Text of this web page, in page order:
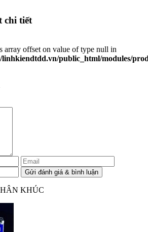
chi tiết
array offset on value of type null in
linhkiendtdd.vn/public_html/modules/
KHÚC